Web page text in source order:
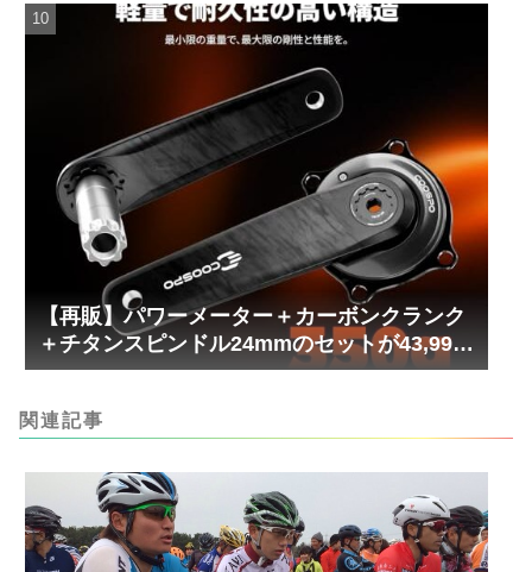
【再販】パワーメーター＋カーボンクランク
＋チタンスピンドル24mmのセットが43,999
円！
関連記事